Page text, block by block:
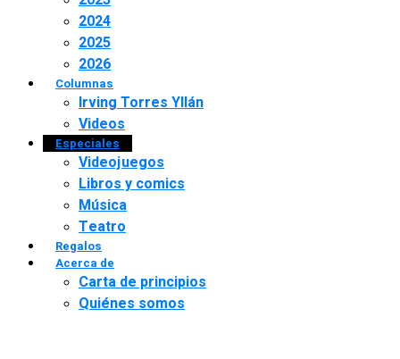
2024
2025
2026
Columnas
Irving Torres Yllán
Videos
Especiales
Videojuegos
Libros y comics
Música
Teatro
Regalos
Acerca de
Carta de principios
Quiénes somos